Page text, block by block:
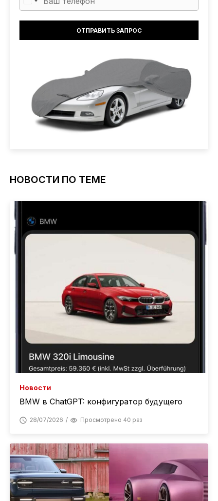
НОВОСТИ ПО ТЕМЕ
Новости
BMW в ChatGPT: конфигуратор будущего
28/07/2026 Просмотрено 40 раз